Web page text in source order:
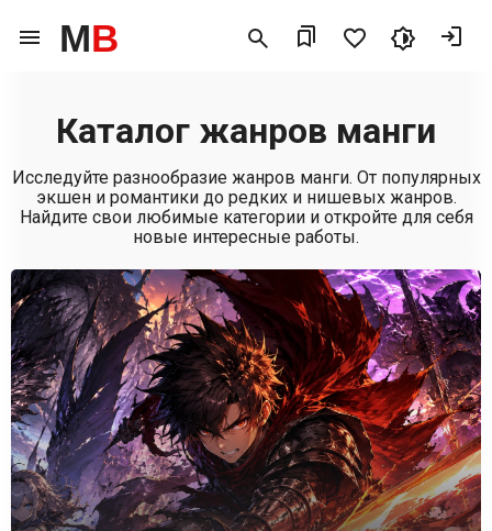
MB
Каталог жанров манги
Исследуйте разнообразие жанров манги. От популярных
экшен и романтики до редких и нишевых жанров.
Найдите свои любимые категории и откройте для себя
новые интересные работы.